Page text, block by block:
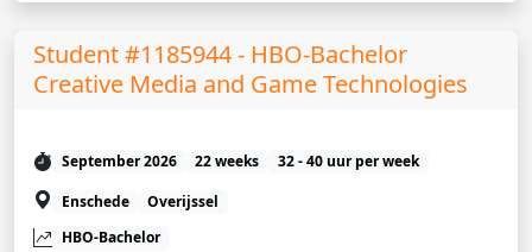
Student #1185944 - HBO-Bachelor
Creative Media and Game Technologies
September 2026 22 weeks
32 - 40 uur per week
Enschede
Overijssel
HBO-Bachelor